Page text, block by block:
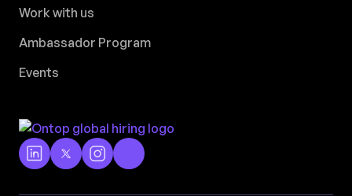
Work with us
Ambassador Program
Events